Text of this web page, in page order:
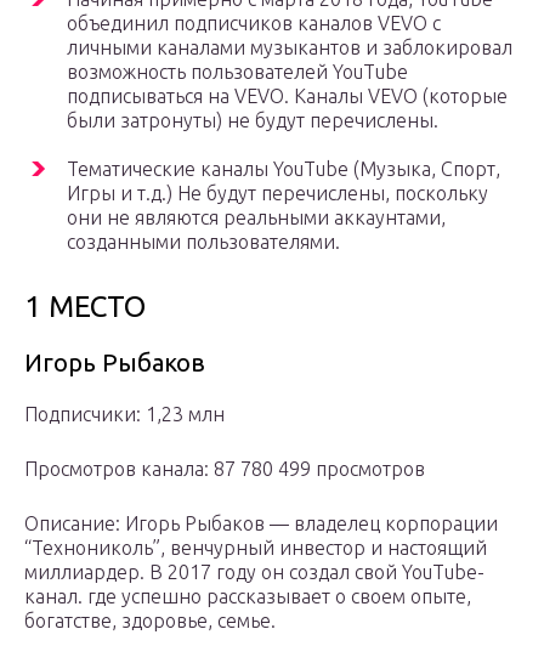
объединил подписчиков каналов VEVO с
личными каналами музыкантов и заблокировал
возможность пользователей YouTube
подписываться на VEVO. Каналы VEVO (которые
были затронуты) не будут перечислены.
Тематические каналы YouTube (Музыка, Спорт,
Игры и т.д.) Не будут перечислены, поскольку
они не являются реальными аккаунтами,
созданными пользователями.
1 МЕСТО
Игорь Рыбаков
Подписчики: 1,23 млн
Просмотров канала: 87 780 499 просмотров
Описание: Игорь Рыбаков — владелец корпорации
“Технониколь”, венчурный инвестор и настоящий
миллиардер. В 2017 году он создал свой YouTube-
канал. где успешно рассказывает о своем опыте,
богатстве, здоровье, семье.